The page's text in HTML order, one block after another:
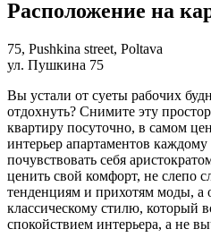
Расположение на
75, Pushkina street, Poltava
ул. Пушкина 75
Вы устали от суеты рабочих
отдохнуть? Снимите эту
квартиру посуточно, в самом
интерьер апартаментов
почувствовать себя
ценить свой комфорт, не слепо
тенденциям и прихотям моды, а
классическому стилю, который
спокойствием интерьера, а не